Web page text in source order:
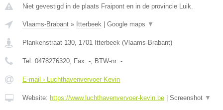
Niet gevestigd in de plaats Fraipont en in de provincie Luik.
Vlaams-Brabant » Itterbeek Google maps ▼
Plankenstraat 130, 1701 Itterbeek (Vlaams-Brabant)
Tel: 0478276320, Fax: -, BTW-nr: -
E-mail › Luchthavenvervoer Kevin
Website: https://www.luchthavenvervoer-kevin.be Screenshot ▼